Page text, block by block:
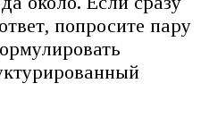
попросите пару